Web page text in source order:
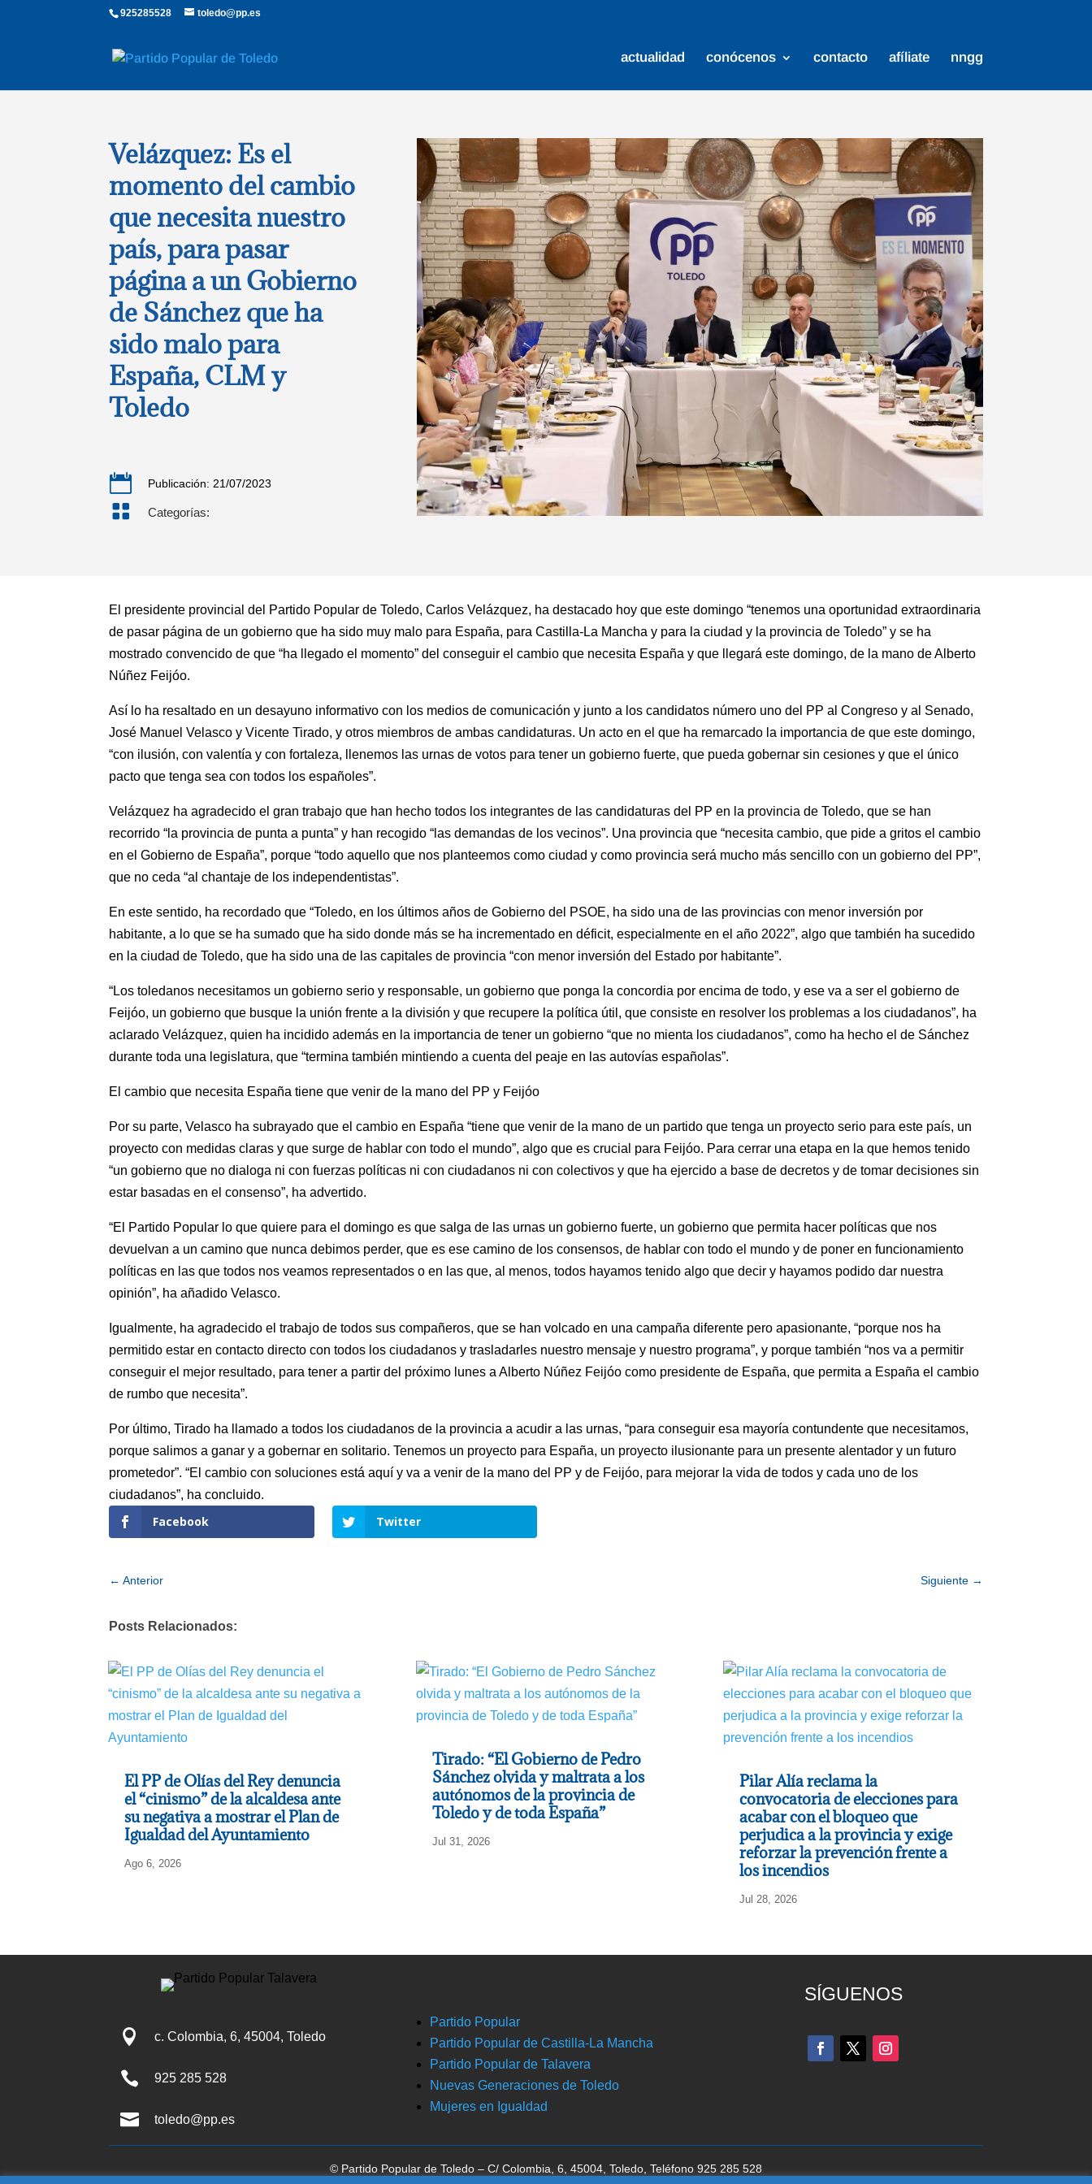
925285528 toledo@pp.es
actualidad conócenos contacto afíliate nngg
Velázquez: Es el
momento del cambio
que necesita nuestro
país, para pasar
página a un Gobierno
de Sánchez que ha
sido malo para
España, CLM y
Toledo
 Publicación: 21/07/2023
 Categorías:
El presidente provincial del Partido Popular de Toledo, Carlos Velázquez, ha destacado hoy que este domingo “tenemos una oportunidad extraordinaria
de pasar página de un gobierno que ha sido muy malo para España, para Castilla-La Mancha y para la ciudad y la provincia de Toledo” y se ha
mostrado convencido de que “ha llegado el momento” del conseguir el cambio que necesita España y que llegará este domingo, de la mano de Alberto
Núñez Feijóo.
Así lo ha resaltado en un desayuno informativo con los medios de comunicación y junto a los candidatos número uno del PP al Congreso y al Senado,
José Manuel Velasco y Vicente Tirado, y otros miembros de ambas candidaturas. Un acto en el que ha remarcado la importancia de que este domingo,
“con ilusión, con valentía y con fortaleza, llenemos las urnas de votos para tener un gobierno fuerte, que pueda gobernar sin cesiones y que el único
pacto que tenga sea con todos los españoles”.
Velázquez ha agradecido el gran trabajo que han hecho todos los integrantes de las candidaturas del PP en la provincia de Toledo, que se han
recorrido “la provincia de punta a punta” y han recogido “las demandas de los vecinos”. Una provincia que “necesita cambio, que pide a gritos el cambio
en el Gobierno de España”, porque “todo aquello que nos planteemos como ciudad y como provincia será mucho más sencillo con un gobierno del PP”,
que no ceda “al chantaje de los independentistas”.
En este sentido, ha recordado que “Toledo, en los últimos años de Gobierno del PSOE, ha sido una de las provincias con menor inversión por
habitante, a lo que se ha sumado que ha sido donde más se ha incrementado en déficit, especialmente en el año 2022”, algo que también ha sucedido
en la ciudad de Toledo, que ha sido una de las capitales de provincia “con menor inversión del Estado por habitante”.
“Los toledanos necesitamos un gobierno serio y responsable, un gobierno que ponga la concordia por encima de todo, y ese va a ser el gobierno de
Feijóo, un gobierno que busque la unión frente a la división y que recupere la política útil, que consiste en resolver los problemas a los ciudadanos”, ha
aclarado Velázquez, quien ha incidido además en la importancia de tener un gobierno “que no mienta los ciudadanos”, como ha hecho el de Sánchez
durante toda una legislatura, que “termina también mintiendo a cuenta del peaje en las autovías españolas”.
El cambio que necesita España tiene que venir de la mano del PP y Feijóo
Por su parte, Velasco ha subrayado que el cambio en España “tiene que venir de la mano de un partido que tenga un proyecto serio para este país, un
proyecto con medidas claras y que surge de hablar con todo el mundo”, algo que es crucial para Feijóo. Para cerrar una etapa en la que hemos tenido
“un gobierno que no dialoga ni con fuerzas políticas ni con ciudadanos ni con colectivos y que ha ejercido a base de decretos y de tomar decisiones sin
estar basadas en el consenso”, ha advertido.
“El Partido Popular lo que quiere para el domingo es que salga de las urnas un gobierno fuerte, un gobierno que permita hacer políticas que nos
devuelvan a un camino que nunca debimos perder, que es ese camino de los consensos, de hablar con todo el mundo y de poner en funcionamiento
políticas en las que todos nos veamos representados o en las que, al menos, todos hayamos tenido algo que decir y hayamos podido dar nuestra
opinión”, ha añadido Velasco.
Igualmente, ha agradecido el trabajo de todos sus compañeros, que se han volcado en una campaña diferente pero apasionante, “porque nos ha
permitido estar en contacto directo con todos los ciudadanos y trasladarles nuestro mensaje y nuestro programa”, y porque también “nos va a permitir
conseguir el mejor resultado, para tener a partir del próximo lunes a Alberto Núñez Feijóo como presidente de España, que permita a España el cambio
de rumbo que necesita”.
Por último, Tirado ha llamado a todos los ciudadanos de la provincia a acudir a las urnas, “para conseguir esa mayoría contundente que necesitamos,
porque salimos a ganar y a gobernar en solitario. Tenemos un proyecto para España, un proyecto ilusionante para un presente alentador y un futuro
prometedor”. “El cambio con soluciones está aquí y va a venir de la mano del PP y de Feijóo, para mejorar la vida de todos y cada uno de los
ciudadanos”, ha concluido.
Facebook Twitter
←Anterior Siguiente→
Posts Relacionados:
El PP de Olías del Rey denuncia
el “cinismo” de la alcaldesa ante
su negativa a mostrar el Plan de
Igualdad del Ayuntamiento
Ago 6, 2026
Tirado: “El Gobierno de Pedro
Sánchez olvida y maltrata a los
autónomos de la provincia de
Toledo y de toda España”
Jul 31, 2026
Pilar Alía reclama la
convocatoria de elecciones para
acabar con el bloqueo que
perjudica a la provincia y exige
reforzar la prevención frente a
los incendios
Jul 28, 2026
 c. Colombia, 6, 45004, Toledo
 925 285 528
 toledo@pp.es
Partido Popular
Partido Popular de Castilla-La Mancha
Partido Popular de Talavera
Nuevas Generaciones de Toledo
Mujeres en Igualdad
SÍGUENOS
© Partido Popular de Toledo – C/ Colombia, 6, 45004, Toledo, Teléfono 925 285 528